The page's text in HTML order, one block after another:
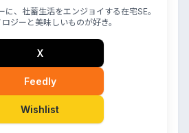
に、社蓄生活をエンジョイする在宅SE。
ジーと美味しいものが好き。
X
Feedly
Wishlist